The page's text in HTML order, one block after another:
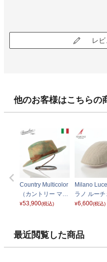
レビ
他のお客様はこちらの
Country Multicolor
（カントリー マル
チカラー） 16027
¥53,900(税込)
Milano
ラノ ルーチ
T839 ベージ
¥6,600(税込)
最近閲覧した商品